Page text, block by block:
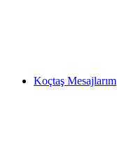
Koçtaş Mesajlarım